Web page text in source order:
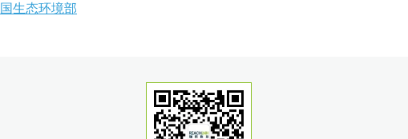
生态环境部